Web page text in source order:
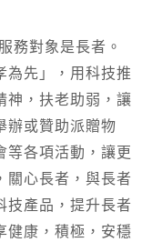
務對象是長者。
為先」，用科技推
神，扶老助弱，讓
辦或贊助派贈物
等各項活動，讓更
關心長者，與長者
技產品，提升長者
健康，積極，安穩